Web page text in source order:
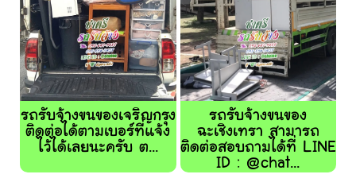
รถรับจ้างขนของเจริญกรุง
ติดต่อได้ตามเบอร์ที่แจ้ง
ไว้ได้เลยนะครับ ต...
รถรับจ้างขนของ
ฉะเชิงเทรา สามารถ
ติดต่อสอบถามได้ที่ LINE
ID : @chat...